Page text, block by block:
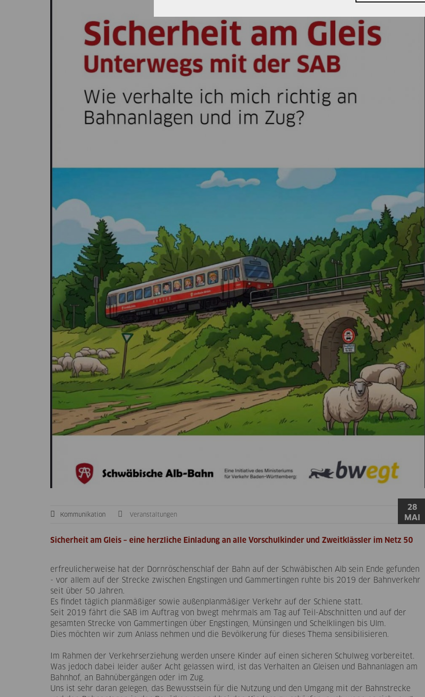
Kommunikation Veranstaltungen
28
MAI
Sicherheit am Gleis – eine herzliche Einladung an alle Vorschulkinder und Zweitklässler im Netz 50
erfreulicherweise hat der Dornröschenschlaf der Bahn auf der Schwäbischen Alb sein Ende gefunden
- vor allem auf der Strecke zwischen Engstingen und Gammertingen ruhte bis 2019 der Bahnverkehr
seit über 50 Jahren.
Es findet täglich planmäßiger sowie außenplanmäßiger Verkehr auf der Schiene statt.
Seit 2019 fährt die SAB im Auftrag von bwegt mehrmals am Tag auf Teil-Abschnitten und auf der
gesamten Strecke von Gammertingen über Engstingen, Münsingen und Schelklingen bis Ulm.
Dies möchten wir zum Anlass nehmen und die Bevölkerung für dieses Thema sensibilisieren.
Im Rahmen der Verkehrserziehung werden unsere Kinder auf einen sicheren Schulweg vorbereitet.
Was jedoch dabei leider außer Acht gelassen wird, ist das Verhalten an Gleisen und Bahnanlagen am
Bahnhof, an Bahnübergängen oder im Zug.
Uns ist sehr daran gelegen, das Bewusstsein für die Nutzung und den Umgang mit der Bahnstrecke